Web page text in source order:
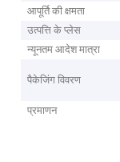
आपूर्ति की क्षमता
उत्पत्ति के प्लेस
न्यूनतम आदेश मात्रा
पैकेजिंग विवरण
प्रमाणन